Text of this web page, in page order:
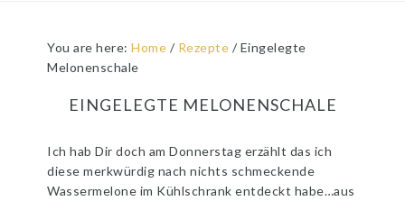
You are here:Home / Rezepte / Eingelegte
Melonenschale
EINGELEGTE MELONENSCHALE
Ich hab Dir doch am Donnerstag erzählt das ich
diese merkwürdig nach nichts schmeckende
Wassermelone im Kühlschrank entdeckt habe…aus